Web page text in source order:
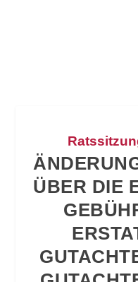
ÜBER DIE